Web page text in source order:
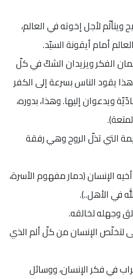
لأجل إخوته في العالم،
أمام أيقونة السيّد.
الفكر ويزيدان الشكّ في كلّ
يقود الناس بسرعة إلى الكفر
ويدعوان إليها. وهذا، بدوره،
التي تذلّ الروح وهي رفقة
أخيه الإنسان (دمار مفهوم الأسرة،
في الأهل..).
لتخلّص الإنسان من كلّ ألم الذي
في فكر الإنسان، ووسائل